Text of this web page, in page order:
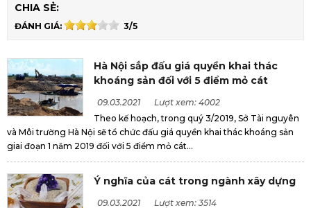
CHIA SẺ:
ĐÁNH GIÁ: 3/5
Hà Nội sắp đấu giá quyền khai thác
khoáng sản đối với 5 điểm mỏ cát
09.03.2021
Lượt xem: 4002
Theo kế hoạch, trong quý 3/2019, Sở Tài nguyên
và Môi trường Hà Nội sẽ tổ chức đấu giá quyền khai thác khoáng sản
giai đoạn 1 năm 2019 đối với 5 điểm mỏ cát...
Ý nghĩa của cát trong ngành xây dựng
09.03.2021
Lượt xem: 3514